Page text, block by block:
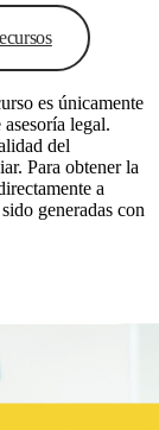
es únicamente
legal.
del
Para obtener la
a
generadas con